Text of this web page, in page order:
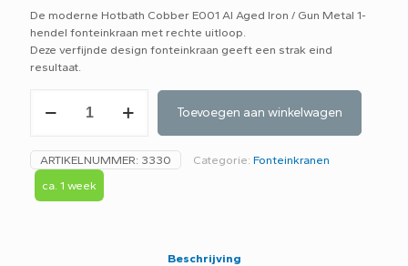
De moderne Hotbath Cobber E001 AI Aged Iron / Gun Metal 1-
hendel fonteinkraan met rechte uitloop.
Deze verfijnde design fonteinkraan geeft een strak eind
resultaat.
Cobber
hendel
fonteinkraan
met
rechte
Toevoegen aan winkelwagen
ARTIKELNUMMER: 3330 Categorie: Fonteinkranen
ca. 1 week
Beschrijving